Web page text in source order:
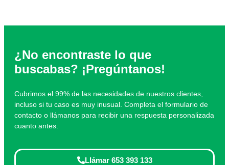
¿No encontraste lo que
buscabas? ¡Pregúntanos!
Cubrimos el 99% de las necesidades de nuestros clientes,
incluso si tu caso es muy inusual. Completa el formulario de
contacto o llámanos para recibir una respuesta personalizada
cuanto antes.
Llámar 653 393 133